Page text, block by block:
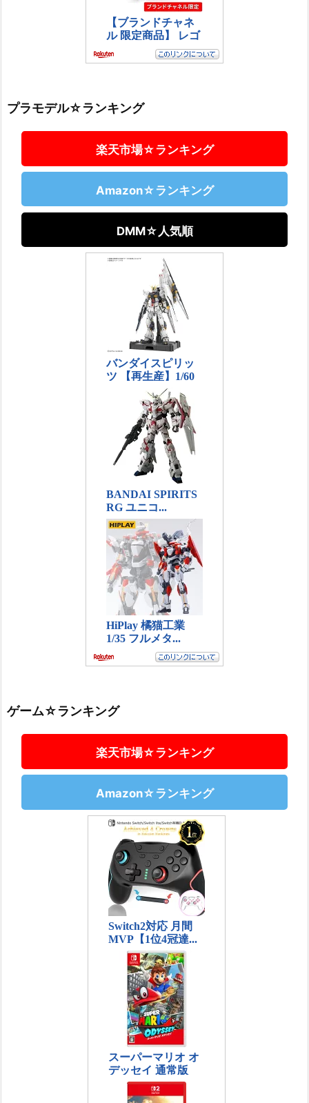
プラモデル☆ランキング
楽天市場☆ランキング
Amazon☆ランキング
DMM☆人気順
ゲーム☆ランキング
楽天市場☆ランキング
Amazon☆ランキング